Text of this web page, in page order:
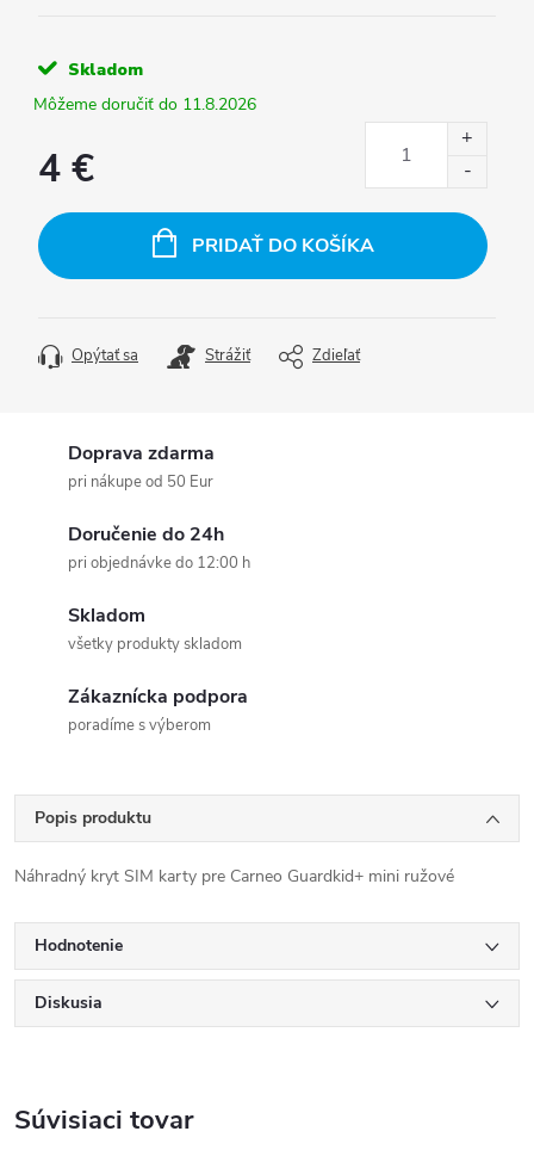
Skladom
11.8.2026
4 €
cena:
PRIDAŤ DO KOŠÍKA
Opýtať sa Strážiť Zdieľať
Doprava zdarma
pri nákupe od 50 Eur
Doručenie do 24h
pri objednávke do 12:00 h
Skladom
všetky produkty skladom
Zákaznícka podpora
poradíme s výberom
Popis produktu
Náhradný kryt SIM karty pre Carneo Guardkid+ mini ružové
Hodnotenie
Diskusia
Súvisiaci tovar